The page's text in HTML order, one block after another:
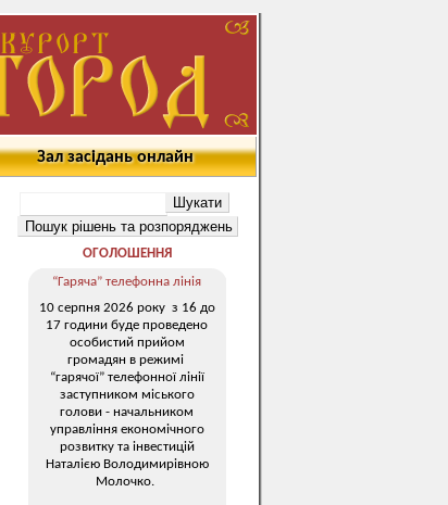
Зал засідань онлайн
ОГОЛОШЕННЯ
“Гаряча” телефонна лінія
10 серпня 2026 року з 16 до
17 години буде проведено
особистий прийом
громадян в режимі
“гарячої” телефонної лінії
заступником міського
голови - начальником
управління економічного
розвитку та інвестицій
Наталією Володимирівною
Молочко.